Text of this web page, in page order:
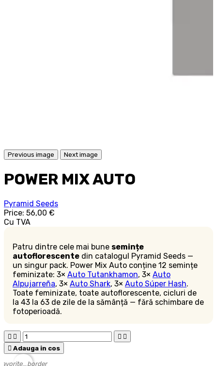
Previous image Next image
POWER MIX AUTO
Pyramid Seeds
Price: 56,00 €
Cu TVA
Patru dintre cele mai bune semințe
autoflorescente din catalogul Pyramid Seeds —
un singur pack. Power Mix Auto conține 12 semințe
feminizate: 3× Auto Tutankhamon, 3× Auto
Alpujarreña, 3× Auto Shark, 3× Auto Súper Hash.
Toate feminizate, toate autoflorescente, cicluri de
la 43 la 63 de zile de la sămânță — fără schimbare de
fotoperioadă.
   
 Adauga in cos
favorite_border